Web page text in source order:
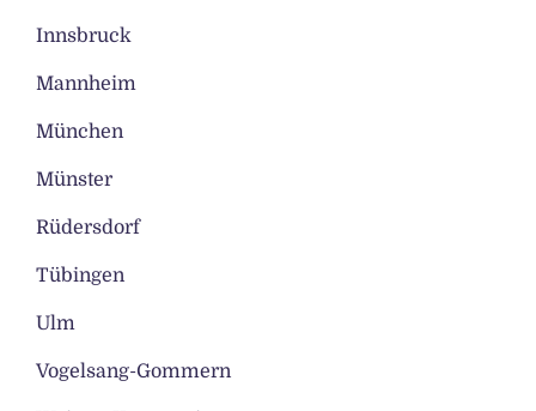
Innsbruck
Mannheim
München
Münster
Rüdersdorf
Tübingen
Ulm
Vogelsang-Gommern